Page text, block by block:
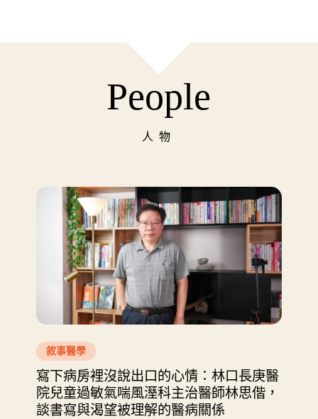
People
人物
敘事醫學
寫下病房裡沒說出口的心情：林口長庚醫
院兒童過敏氣喘風溼科主治醫師林思偕，
談書寫與渴望被理解的醫病關係